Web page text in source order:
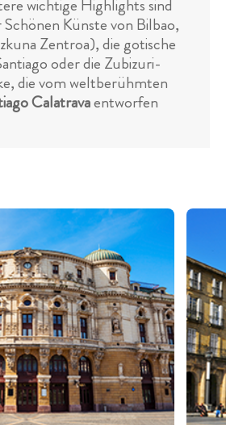
wichtige Highlights sind
Künste von Bilbao,
Zentroa), die gotische
oder die Zubizuri-
die vom weltberühmten
Calatravaentworfen